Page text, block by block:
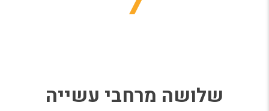
‏שלושה מרחבי עשייה